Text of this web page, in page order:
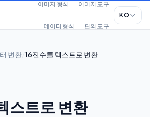
이미지 형식 이미지 도구
데이터 형식 편의 도구
KO
변환 16진수를 텍스트로 변환
스트로 변환